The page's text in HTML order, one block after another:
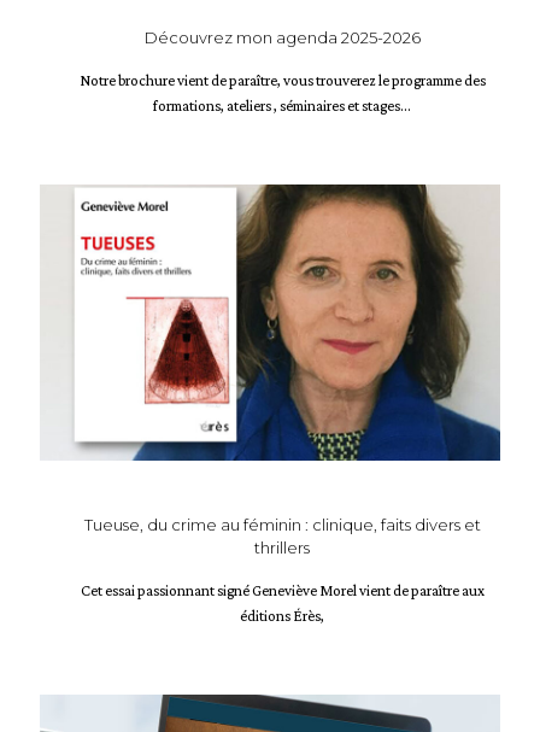
Découvrez mon agenda 2025-2026
Notre brochure vient de paraître, vous trouverez le programme des
formations, ateliers , séminaires et stages...
Tueuse, du crime au féminin : clinique, faits divers et
thrillers
Cet essai passionnant signé Geneviève Morel vient de paraître aux
éditions Érès,